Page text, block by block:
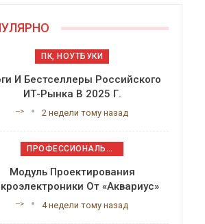
ПК, НОУТБУКИ
И Бестселлеры Российского
ИТ-Рынка В 2025 Г.
--> 2 недели тому назад
ПРОФЕССИОНАЛЬНОЕ ПРИКЛАДНОЕ ПО
Модуль Проектирования
От «Аквариус»
--> 4 недели тому назад